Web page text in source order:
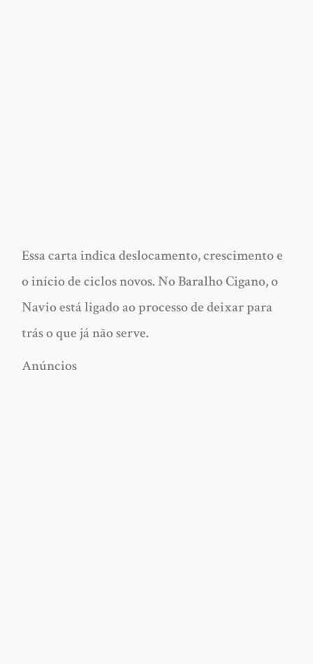
Essa carta indica deslocamento, crescimento e
o início de ciclos novos. No Baralho Cigano, o
Navio está ligado ao processo de deixar para
trás o que já não serve.
Anúncios